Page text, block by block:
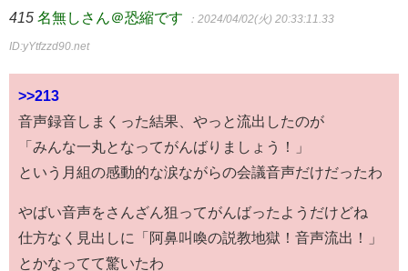
415 名無しさん＠恐縮です ：2024/04/02(火) 20:33:11.33
ID:yYtfzzd90.net
>>213
音声録音しまくった結果、やっと流出したのが
「みんな一丸となってがんばりましょう！」
という月組の感動的な涙ながらの会議音声だけだったわ
やばい音声をさんざん狙ってがんばったようだけどね
仕方なく見出しに「阿鼻叫喚の説教地獄！音声流出！」
とかなってて驚いたわ